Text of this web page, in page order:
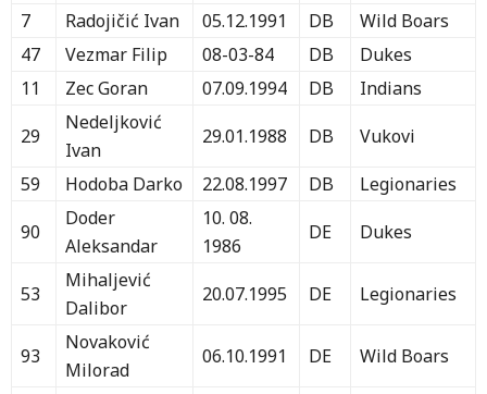
7
Radojičić Ivan 05.12.1991 DB
Wild Boars
47
Vezmar Filip 08-03-84 DB
Dukes
11
Zec Goran 07.09.1994 DB
Indians
29
Nedeljković
Ivan
29.01.1988 DB
Vukovi
59
Hodoba Darko 22.08.1997 DB
Legionaries
90
Doder
Aleksandar
10. 08.
1986
DE Dukes
53
Mihaljević
Dalibor
20.07.1995 DE Legionaries
93
Novaković
Milorad
06.10.1991 DE
Wild Boars